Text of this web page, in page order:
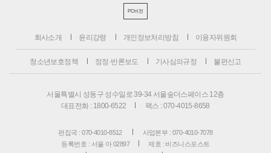
PC버전
회사소개 윤리강령 개인정보처리방침 이용자위원회
청소년보호정책 정정·반론보도 기사심의규정 불편신고
서울특별시 성동구 성수일로 39-34 서울숲더스페이스 12층
대표전화 : 1800-6522
팩스 : 070-4015-8658
편집국 : 070-4010-8512
사업본부 : 070-4010-7078
등록번호 : 서울 아 02897
제호 : 비즈니스포스트